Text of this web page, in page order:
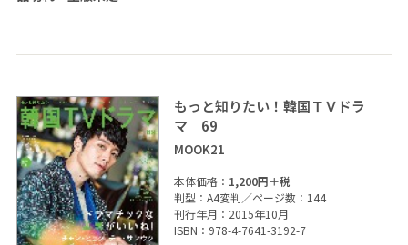
もっと知りたい！韓国ＴＶドラ
マ 69
MOOK21
本体価格： 1,200円＋税
判型：A4変判／ページ数：144
刊行年月：2015年10月
ISBN：978-4-7641-3192-7